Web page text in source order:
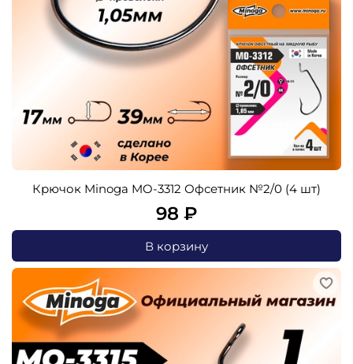
Крючок Minoga MO-3312 Офсетник №2/0 (4 шт)
98 ₽
В корзину